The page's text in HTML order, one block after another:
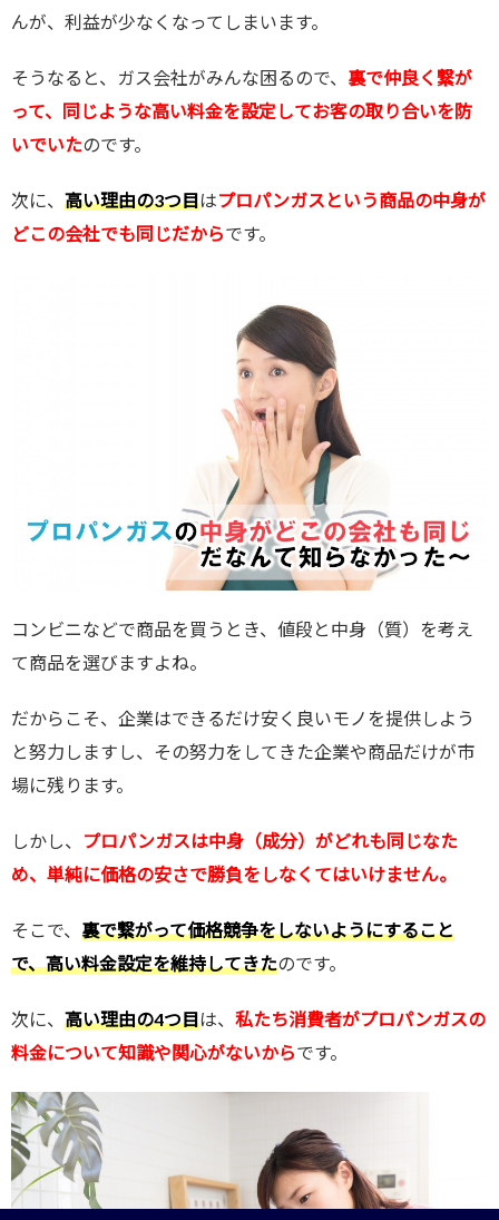
んが、利益が少なくなってしまいます。
そうなると、ガス会社がみんな困るので、 裏で仲良く繋が
って、同じような高い料金を設定してお客の取り合いを防
いでいたのです。
次に、 高い理由の3つ目はプロパンガスという商品の中身が
どこの会社でも同じだからです。
コンビニなどで商品を買うとき、値段と中身（質）を考え
て商品を選びますよね。
だからこそ、企業はできるだけ安く良いモノを提供しよう
と努力しますし、その努力をしてきた企業や商品だけが市
場に残ります。
しかし、 プロパンガスは中身（成分）がどれも同じなた
め、単純に価格の安さで勝負をしなくてはいけません。
そこで、 裏で繋がって価格競争をしないようにすること
で、高い料金設定を維持してきたのです。
次に、 高い理由の4つ目は、 私たち消費者がプロパンガスの
料金について知識や関心がないからです。